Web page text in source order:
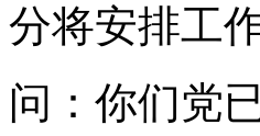
分将安排工
问：你们党